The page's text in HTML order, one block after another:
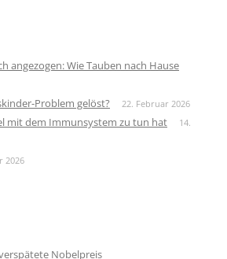
angezogen: Wie Tauben nach Hause
Problem gelöst? 22. Februar 2026
mit dem Immunsystem zu tun hat
14.
2026
Nobelpreis